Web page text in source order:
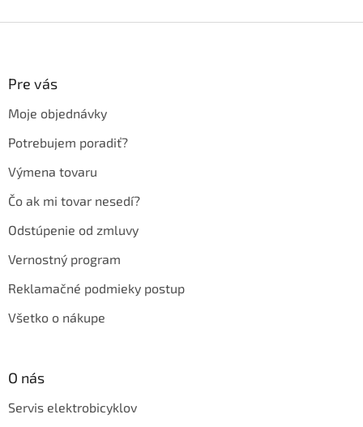
Pre vás
Moje objednávky
Potrebujem poradiť?
Výmena tovaru
Čo ak mi tovar nesedí?
Odstúpenie od zmluvy
Vernostný program
Reklamačné podmieky postup
Všetko o nákupe
O nás
Servis elektrobicyklov